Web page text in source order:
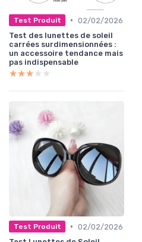
Test Produit • 02/02/2026
Test des lunettes de soleil
carrées surdimensionnées :
un accessoire tendance mais
pas indispensable
★★★★★
★★★★★
Test Produit • 02/02/2026